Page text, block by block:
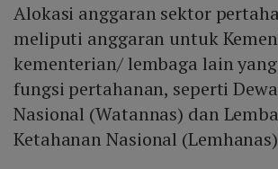
Alokasi anggaran sektor
meliputi anggaran untuk
kementerian/ lembaga lain
fungsi pertahanan, seperti
Nasional (Watannas) dan
Ketahanan Nasional